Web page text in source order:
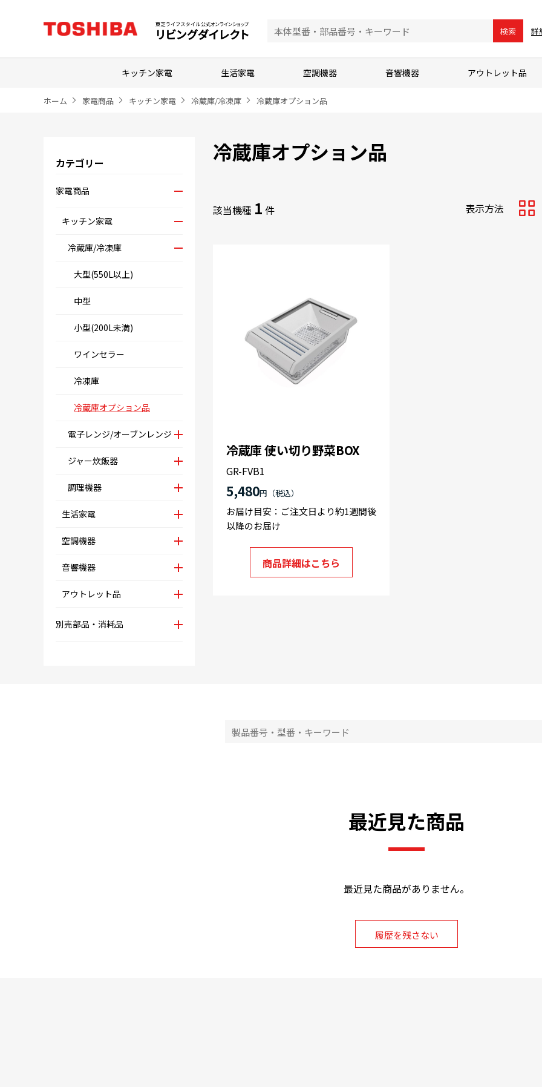
検索 詳
キッチン家電 生活家電 空調機器 音響機器 アウトレット品
ホーム 家電商品 キッチン家電 冷蔵庫/冷凍庫 冷蔵庫オプション品
カテゴリー
家電商品
キッチン家電
冷蔵庫/冷凍庫
大型(550L以上)
中型
小型(200L未満)
ワインセラー
冷凍庫
冷蔵庫オプション品
電子レンジ/オーブンレンジ
ジャー炊飯器
調理機器
生活家電
空調機器
音響機器
アウトレット品
別売部品・消耗品
冷蔵庫オプション品
該当機種 1 件 表示方法
冷蔵庫 使い切り野菜BOX
GR-FVB1
5,480円
お届け目安：ご注文日より約1週間後
以降のお届け
商品詳細はこちら
最近見た商品
最近見た商品がありません。
履歴を残さない